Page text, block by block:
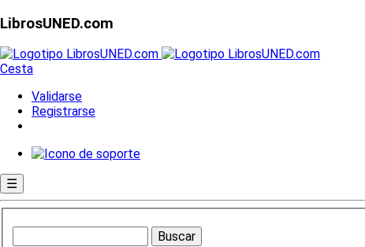
LibrosUNED.com
Cesta
Validarse
Registrarse
☰